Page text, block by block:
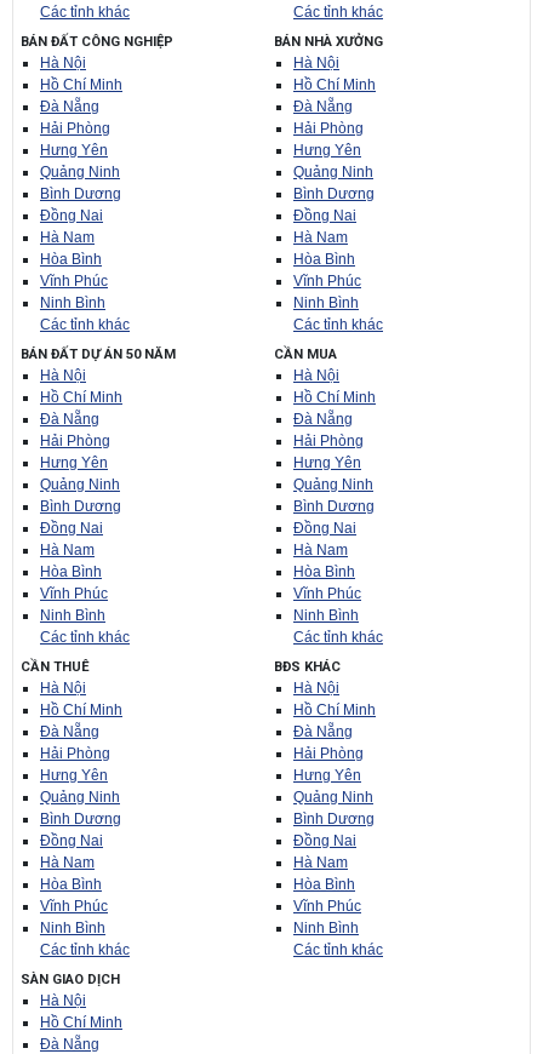
Các tỉnh khác Các tỉnh khác
BÁN ĐẤT CÔNG NGHIỆP
Hà Nội
Hồ Chí Minh
Đà Nẵng
Hải Phòng
Hưng Yên
Quảng Ninh
Bình Dương
Đồng Nai
Hà Nam
Hòa Bình
Vĩnh Phúc
Ninh Bình
Các tỉnh khác
BÁN NHÀ XƯỞNG
Hà Nội
Hồ Chí Minh
Đà Nẵng
Hải Phòng
Hưng Yên
Quảng Ninh
Bình Dương
Đồng Nai
Hà Nam
Hòa Bình
Vĩnh Phúc
Ninh Bình
Các tỉnh khác
BÁN ĐẤT DỰ ÁN 50 NĂM
Hà Nội
Hồ Chí Minh
Đà Nẵng
Hải Phòng
Hưng Yên
Quảng Ninh
Bình Dương
Đồng Nai
Hà Nam
Hòa Bình
Vĩnh Phúc
Ninh Bình
Các tỉnh khác
CẦN MUA
Hà Nội
Hồ Chí Minh
Đà Nẵng
Hải Phòng
Hưng Yên
Quảng Ninh
Bình Dương
Đồng Nai
Hà Nam
Hòa Bình
Vĩnh Phúc
Ninh Bình
Các tỉnh khác
CẦN THUÊ
Hà Nội
Hồ Chí Minh
Đà Nẵng
Hải Phòng
Hưng Yên
Quảng Ninh
Bình Dương
Đồng Nai
Hà Nam
Hòa Bình
Vĩnh Phúc
Ninh Bình
Các tỉnh khác
BĐS KHÁC
Hà Nội
Hồ Chí Minh
Đà Nẵng
Hải Phòng
Hưng Yên
Quảng Ninh
Bình Dương
Đồng Nai
Hà Nam
Hòa Bình
Vĩnh Phúc
Ninh Bình
Các tỉnh khác
SÀN GIAO DỊCH
Hà Nội
Hồ Chí Minh
Đà Nẵng